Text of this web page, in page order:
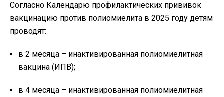
Согласно Календарю профилактических прививок
вакцинацию против полиомиелита в 2025 году детям
проводят:
в 2 месяца – инактивированная полиомиелитная
вакцина (ИПВ);
в 4 месяца – инактивированная полиомиелитная